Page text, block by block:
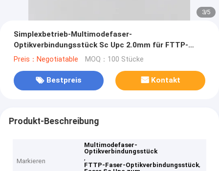
3/5
Simplexbetrieb-Multimodefaser-
Optikverbindungsstück Sc Upc 2.0mm für FTTP-
Kabel
Preis：Negotiatable MOQ：100 Stücke
Bestpreis Kontakt
Produkt-Beschreibung
Markieren
Multimodefaser-
Optikverbindungsstück
,
FTTP-Faser-Optikverbindungsstück,